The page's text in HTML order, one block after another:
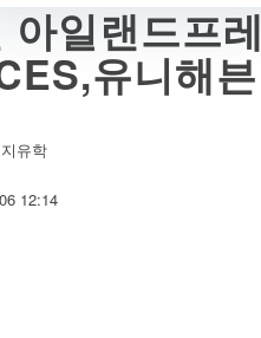
아일랜드프
유니해
유학
12:14